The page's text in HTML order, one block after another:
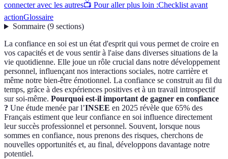
connecter avec les autres📺 Pour aller plus loin :Checklist avant
actionGlossaire
Sommaire(9 sections)
La confiance en soi est un état d'esprit qui vous permet de croire en
vos capacités et de vous sentir à l'aise dans diverses situations de la
vie quotidienne. Elle joue un rôle crucial dans notre développement
personnel, influençant nos interactions sociales, notre carrière et
même notre bien-être émotionnel. La confiance se construit au fil du
temps, grâce à des expériences positives et à un travail introspectif
sur soi-même. Pourquoi est-il important de gagner en confiance
? Une étude menée par l’INSEE en 2025 révèle que 65% des
Français estiment que leur confiance en soi influence directement
leur succès professionnel et personnel. Souvent, lorsque nous
sommes en confiance, nous prenons des risques, cherchons de
nouvelles opportunités et, au final, développons davantage notre
potentiel.